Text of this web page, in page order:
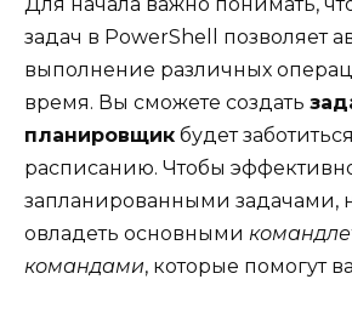
задач в PowerShell позволяет
выполнение различных
время. Вы сможете создать
планировщик будет
расписанию. Чтобы
запланированными задачами,
овладеть основными
командами, которые помогут